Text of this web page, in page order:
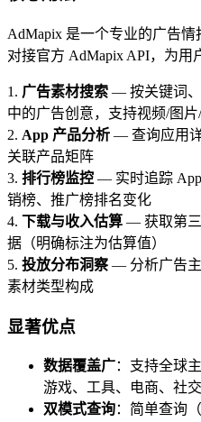
AdMapix 是一个专业的广告
对接官方 AdMapix API，为用
1. 广告素材搜索 — 按关键词
中的广告创意，支持视频/图
2. App 产品分析 — 查询应用
关联产品矩阵
3. 排行榜监控 — 实时追踪 App
销榜、推广榜排名变化
4. 下载与收入估算 — 获取第
据（明确标注为估算值）
5. 投放分布洞察 — 分析广告主
素材类型构成
显著优点
数据覆盖广：支持全球
游戏、工具、电商、社
双模式查询：简单查询